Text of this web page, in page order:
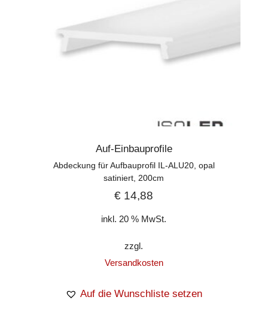
Auf-Einbauprofile
Abdeckung für Aufbauprofil IL-ALU20, opal
satiniert, 200cm
€ 14,88
inkl. 20 % MwSt.
zzgl.
Versandkosten
Auf die Wunschliste setzen